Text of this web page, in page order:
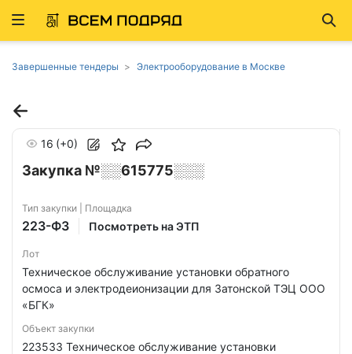
Развернуть
Завершенные тендеры Электрооборудование в Москве
Закупка №░░615775░░░
16 (+0)
Тип закупки | Площадка
223-ФЗ Посмотреть на ЭТП
Лот
Техническое обслуживание установки обратного
осмоса и электродеионизации для Затонской ТЭЦ ООО
«БГК»
Объект закупки
223533 Техническое обслуживание установки